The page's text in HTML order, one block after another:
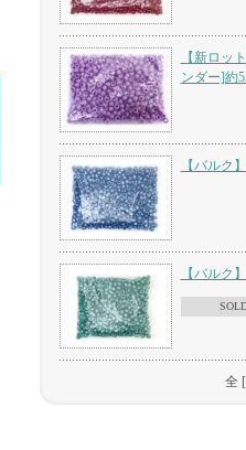
【新ロッ
ンダー]約
【バルク
【バルク
全